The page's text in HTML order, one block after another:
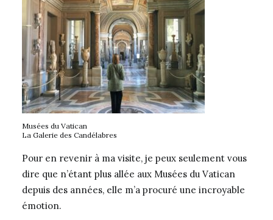
Musées du Vatican
La Galerie des Candélabres
Pour en revenir à ma visite, je peux seulement vous
dire que n’étant plus allée aux Musées du Vatican
depuis des années, elle m’a procuré une incroyable
émotion.